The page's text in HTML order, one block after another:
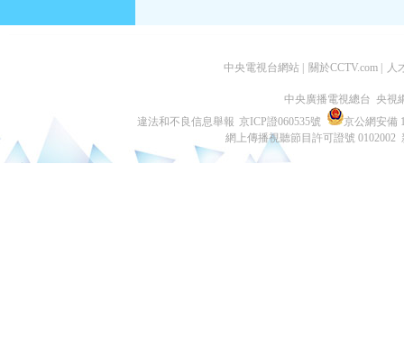
中央電視台網站 關於CCTV.com 人
中央廣播電視總台 央視
違法和不良信息舉報 京ICP證060535號
京公網安備
網上傳播視聽節目許可證號 0102002